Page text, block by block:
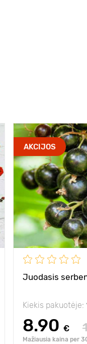
AKCIJOS
Juodasis
Kiekis pakuotėje:
8.90 €
Mažiausia kaina per